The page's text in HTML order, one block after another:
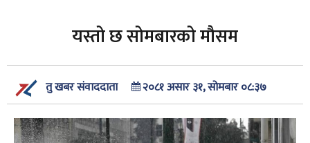
यस्तो छ सोमबारको मौसम
तु खबर संवाददाता २०८१ असार ३१, सोमबार ०८:३७